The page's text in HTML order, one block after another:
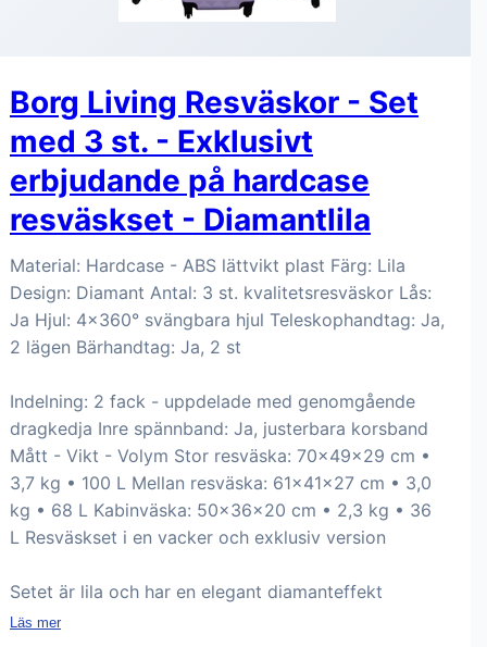
Borg Living Resväskor - Set
med 3 st. - Exklusivt
erbjudande på hardcase
resväskset - Diamantlila
Material: Hardcase - ABS lättvikt plast Färg: Lila
Design: Diamant Antal: 3 st. kvalitetsresväskor Lås:
Ja Hjul: 4x360° svängbara hjul Teleskophandtag: Ja,
2 lägen Bärhandtag: Ja, 2 st
Indelning: 2 fack - uppdelade med genomgående
dragkedja Inre spännband: Ja, justerbara korsband
Mått - Vikt - Volym Stor resväska: 70x49x29 cm •
3,7 kg • 100 L Mellan resväska: 61x41x27 cm • 3,0
kg • 68 L Kabinväska: 50x36x20 cm • 2,3 kg • 36
L Resväskset i en vacker och exklusiv version
Setet är lila och har en elegant diamanteffekt
Läs mer